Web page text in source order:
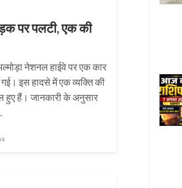
पर पलटी, एक की
नेशनल हाईवे पर एक कार
इस हादसे में एक व्यक्ति की
हुए हैं। जानकारी के अनुसार